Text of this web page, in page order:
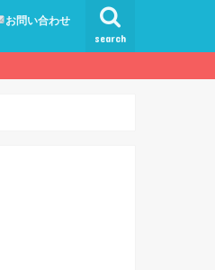
search
お問い合わせ